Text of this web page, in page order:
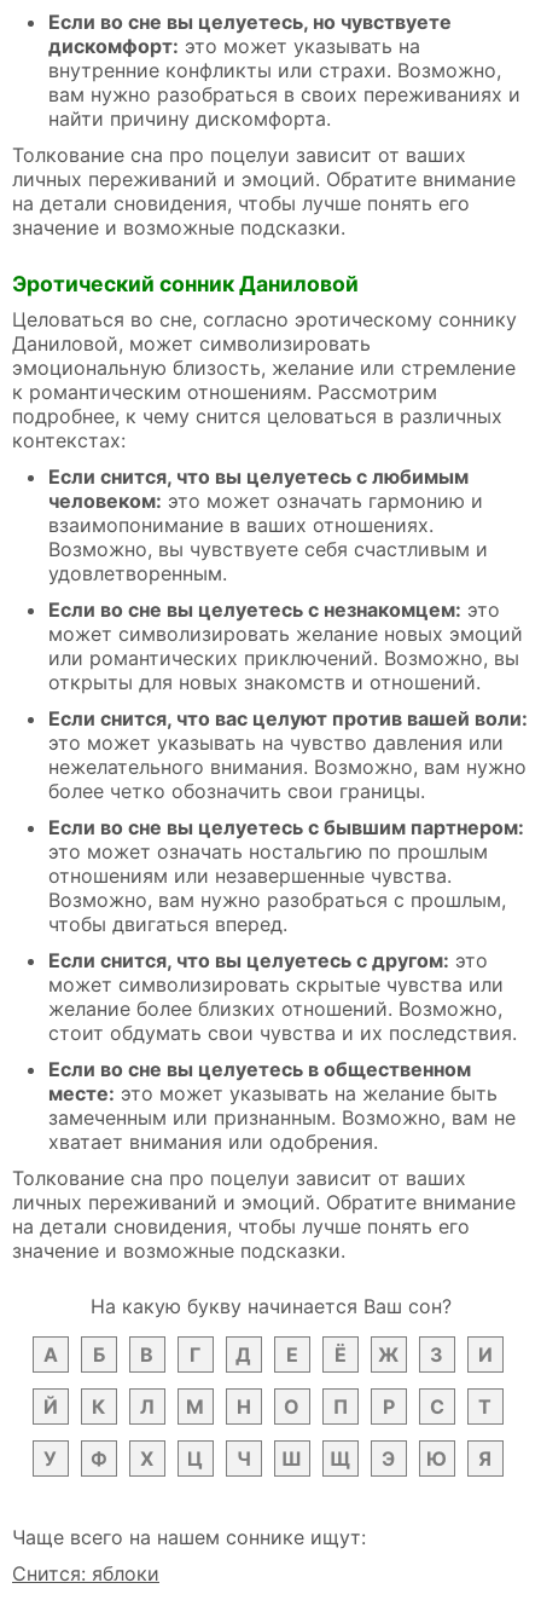
Если во сне вы целуетесь, но чувствуете
дискомфорт: это может указывать на
внутренние конфликты или страхи. Возможно,
вам нужно разобраться в своих переживаниях и
найти причину дискомфорта.
Толкование сна про поцелуи зависит от ваших
личных переживаний и эмоций. Обратите внимание
на детали сновидения, чтобы лучше понять его
значение и возможные подсказки.
Эротический сонник Даниловой
Целоваться во сне, согласно эротическому соннику
Даниловой, может символизировать
эмоциональную близость, желание или стремление
к романтическим отношениям. Рассмотрим
подробнее, к чему снится целоваться в различных
контекстах:
Если снится, что вы целуетесь с любимым
человеком: это может означать гармонию и
взаимопонимание в ваших отношениях.
Возможно, вы чувствуете себя счастливым и
удовлетворенным.
Если во сне вы целуетесь с незнакомцем: это
может символизировать желание новых эмоций
или романтических приключений. Возможно, вы
открыты для новых знакомств и отношений.
Если снится, что вас целуют против вашей воли:
это может указывать на чувство давления или
нежелательного внимания. Возможно, вам нужно
более четко обозначить свои границы.
Если во сне вы целуетесь с бывшим партнером:
это может означать ностальгию по прошлым
отношениям или незавершенные чувства.
Возможно, вам нужно разобраться с прошлым,
чтобы двигаться вперед.
Если снится, что вы целуетесь с другом: это
может символизировать скрытые чувства или
желание более близких отношений. Возможно,
стоит обдумать свои чувства и их последствия.
Если во сне вы целуетесь в общественном
месте: это может указывать на желание быть
замеченным или признанным. Возможно, вам не
хватает внимания или одобрения.
Толкование сна про поцелуи зависит от ваших
личных переживаний и эмоций. Обратите внимание
на детали сновидения, чтобы лучше понять его
значение и возможные подсказки.
На какую букву начинается Ваш сон?
А
Б В Г Д Е Ё Ж З И
Й К Л М Н О П Р С Т
У Ф Х Ц Ч Ш Щ Э Ю Я
Чаще всего на нашем соннике ищут:
Снится: яблоки